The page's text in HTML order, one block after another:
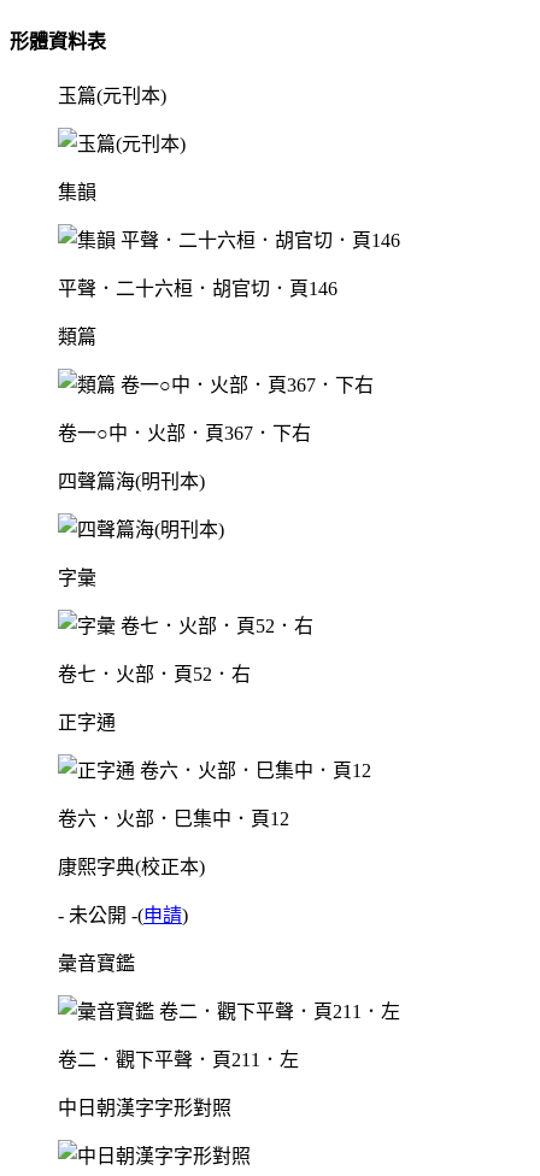
形體資料表
玉篇(元刊本)
集韻
平聲．二十六桓．胡官切．頁146
類篇
卷一○中．火部．頁367．下右
四聲篇海(明刊本)
字彙
卷七．火部．頁52．右
正字通
卷六．火部．巳集中．頁12
康熙字典(校正本)
- 未公開 -(申請)
彙音寶鑑
卷二．觀下平聲．頁211．左
中日朝漢字字形對照